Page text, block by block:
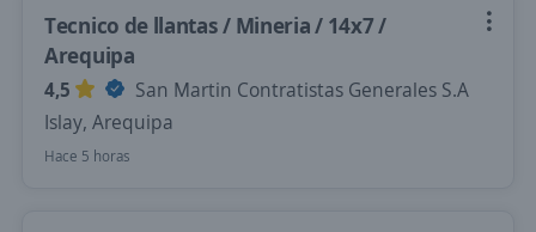
Tecnico de llantas / Mineria / 14x7 /
Arequipa
4,5
San Martin Contratistas Generales S.A
Islay, Arequipa
Hace 5 horas